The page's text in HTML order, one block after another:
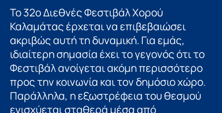
Το 32ο Διεθνές Φεστιβάλ Χορού
Καλαμάτας έρχεται να επιβεβαιώσει
ακριβώς αυτή τη δυναμική. Για εμάς,
ιδιαίτερη σημασία έχει το γεγονός ότι το
Φεστιβάλ ανοίγεται ακόμη περισσότερο
προς την κοινωνία και τον δημόσιο χώρο.
Παράλληλα, η εξωστρέφεια του θεσμού
ενισχύεται σταθερά μέσα από